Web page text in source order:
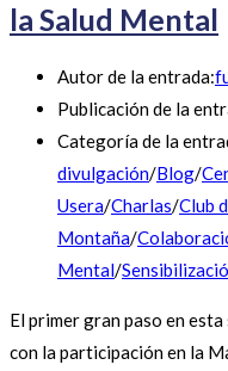
la Salud Mental
Autor de la entrada:
Publicación de la
Categoría de la
divulgación/Blog/
Usera/Charlas/Club
Montaña/
Mental/
El primer gran paso en
con la participación en la